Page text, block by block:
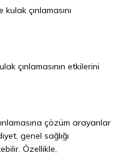
çınlamasını
çınlamasının etkilerini
çözüm arayanlar
genel sağlığı
Özellikle,